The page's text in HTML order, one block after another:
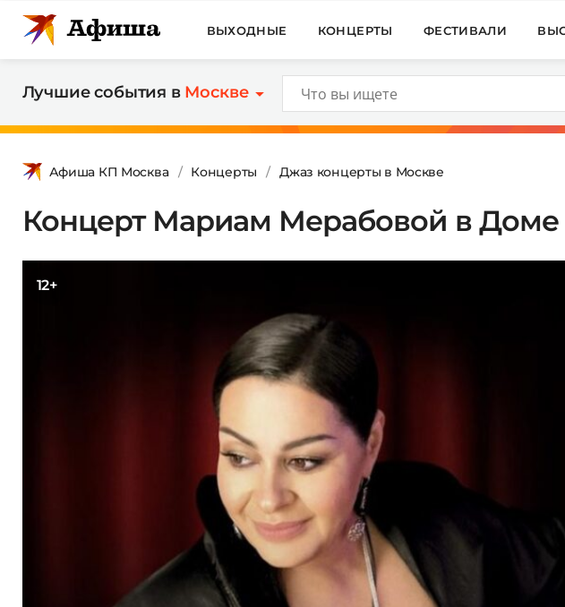
ВЫХОДНЫЕ КОНЦЕРТЫ ФЕСТИВАЛИ
Лучшие события в Москве
Афиша КП Москва Концерты Джаз концерты в Москве
Концерт Мариам Мерабовой в
12+